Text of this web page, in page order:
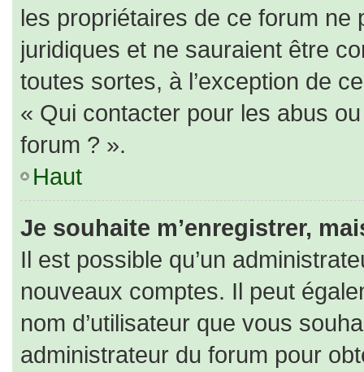
les propriétaires de ce forum
juridiques et ne sauraient être
toutes sortes, à l’exception de
« Qui contacter pour les abus
forum ? ».
Haut
Je souhaite m’enregistrer,
Il est possible qu’un
nouveaux comptes. Il peut
nom d’utilisateur que vous
administrateur du forum pour